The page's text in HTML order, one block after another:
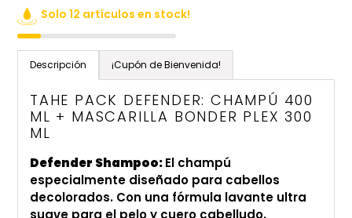
Solo 12 artículos en stock!
carrito
compra
Descripción ¡Cupón de Bienvenida!
TAHE PACK DEFENDER: CHAMPÚ 400
ML + MASCARILLA BONDER PLEX 300
ML
Defender Shampoo:El champú
especialmente diseñado para cabellos
decolorados. Con una fórmula lavante ultra
suave para el pelo y cuero cabelludo.